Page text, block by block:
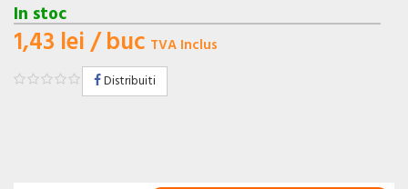
In stoc
1,43 lei/ buc TVA Inclus
Distribuiti